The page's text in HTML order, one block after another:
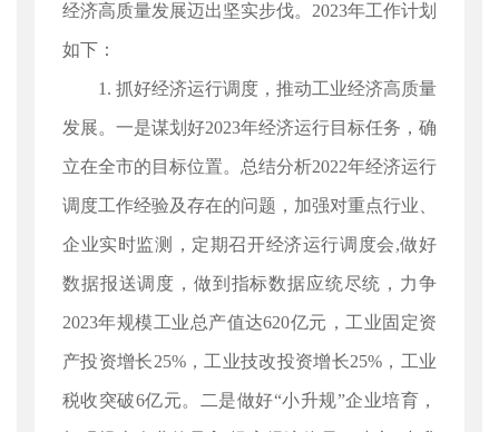
经济高质量发展迈出坚实步伐。2023年工作计划
如下：
1. 抓好经济运行调度，推动工业经济高质量
发展。一是谋划好2023年经济运行目标任务，确
立在全市的目标位置。总结分析2022年经济运行
调度工作经验及存在的问题，加强对重点行业、
企业实时监测，定期召开经济运行调度会,做好
数据报送调度，做到指标数据应统尽统，力争
2023年规模工业总产值达620亿元，工业固定资
产投资增长25%，工业技改投资增长25%，工业
税收突破6亿元。二是做好“小升规”企业培育，